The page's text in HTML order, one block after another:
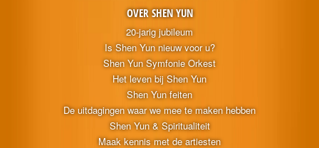
OVER SHEN YUN
20-jarig jubileum
Is Shen Yun nieuw voor u?
Shen Yun Symfonie Orkest
Het leven bij Shen Yun
Shen Yun feiten
De uitdagingen waar we mee te maken hebben
Shen Yun & Spiritualiteit
Maak kennis met de artiesten